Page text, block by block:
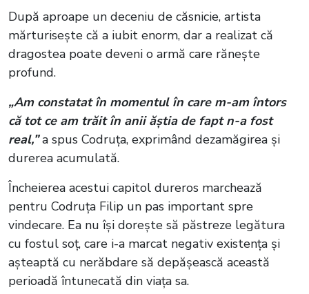
După aproape un deceniu de căsnicie, artista
mărturisește că a iubit enorm, dar a realizat că
dragostea poate deveni o armă care rănește
profund.
„Am constatat în momentul în care m-am întors
că tot ce am trăit în anii ăștia de fapt n-a fost
real,”a spus Codruța, exprimând dezamăgirea și
durerea acumulată.
Încheierea acestui capitol dureros marchează
pentru Codruța Filip un pas important spre
vindecare. Ea nu își dorește să păstreze legătura
cu fostul soț, care i-a marcat negativ existența și
așteaptă cu nerăbdare să depășească această
perioadă întunecată din viața sa.